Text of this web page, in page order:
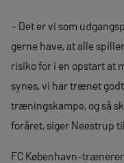
– Det er vi som
gerne have, at alle
risiko for i en opstart at
synes, vi har trænet
træningskampe, og så
foråret, siger Neestrup
FC København-